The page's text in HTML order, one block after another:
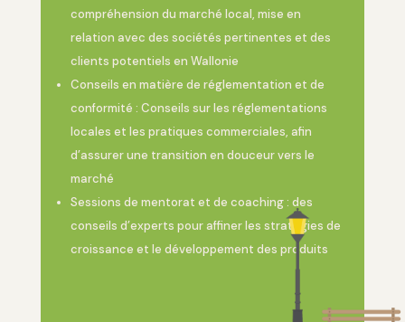
compréhension du marché local, mise en
relation avec des sociétés pertinentes et des
clients potentiels en Wallonie
Conseils en matière de réglementation et de
conformité : Conseils sur les réglementations
locales et les pratiques commerciales, afin
d’assurer une transition en douceur vers le
marché
Sessions de mentorat et de coaching : des
conseils d’experts pour affiner les stratégies de
croissance et le développement des produits